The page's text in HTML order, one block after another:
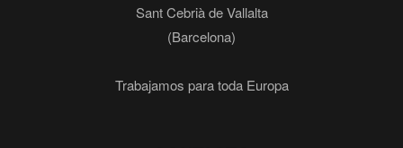
Sant Cebrià de Vallalta
(Barcelona)
Trabajamos para toda Europa